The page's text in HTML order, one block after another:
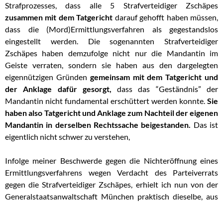
Strafprozesses, dass alle 5 Strafverteidiger Zschäpes
zusammen mit dem Tatgericht darauf gehofft haben müssen,
dass die (Mord)Ermittlungsverfahren als gegestandslos
eingestellt werden. Die sogenannten Strafverteidiger
Zschäpes haben demzufolge nicht nur die Mandantin im
Geiste verraten, sondern sie haben aus den dargelegten
eigennützigen Gründen gemeinsam mit dem Tatgericht und
der Anklage dafür gesorgt, dass das “Geständnis” der
Mandantin nicht fundamental erschüttert werden konnte. Sie
haben also Tatgericht und Anklage zum Nachteil der eigenen
Mandantin in derselben Rechtssache beigestanden. Das ist
eigentlich nicht schwer zu verstehen,
Infolge meiner Beschwerde gegen die Nichteröffnung eines
Ermittlungsverfahrens wegen Verdacht des Parteiverrats
gegen die Strafverteidiger Zschäpes, erhielt ich nun von der
Generalstaatsanwaltschaft München praktisch dieselbe, aus